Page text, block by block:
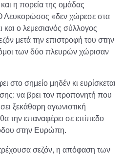
η πορεία της ομάδας
Λευκορώσος «δεν χώρεσε στα
ο λεμεσιανός σύλλογος
μετά την επιστροφή του στην
των δύο πλευρών χώρισαν
στο σημείο μηδέν κι ευρίσκεται
να βρει τον προπονητή που
ξεκάθαρη αγωνιστική
την επαναφέρει σε επίπεδο
στην Ευρώπη.
σεζόν, η απόφαση των